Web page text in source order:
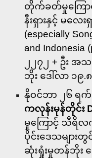
တိုက်ခတ်မှုကြောင့်
နီးရှားနှင့် မလေး
(especially
and Indonesia
၂၂၇၂ + ဦး အ
ဘိုး ဒေါ်လာ ၁
နိုဝင်ဘာ ၂၆ ရ
ကလုန်းမုန်တိုင်း
မှုကြောင့် သီရိလ
ပိုင်းဒေသများ
ဆုံးရှုံးမှုတန်ဘိုး